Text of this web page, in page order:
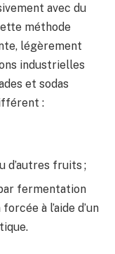
avec du
méthode
légèrement
industrielles
et sodas
:
d’autres fruits ;
fermentation
à l’aide d’un